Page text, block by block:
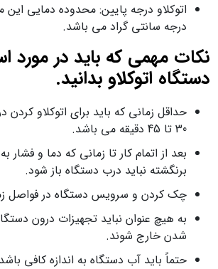
درجه سانتی گراد می باشد.
نکات مهمی که باید در مورد
دستگاه اتوکلاو بدانید.
حداقل زمانی که باید برای اتوکلاو کردن
30 تا 45 دقیقه می باشد.
بعد از اتمام کار تا زمانی که دما و فشار
برنگشته نباید درب دستگاه باز شود.
چک کردن و سرویس دستگاه در
به هیچ عنوان نباید تجهیزات درون
شدن خارج شوند.
حتماً باید آب دستگاه به اندازه کافی